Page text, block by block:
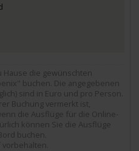
Hause die gewünschten
buchen. Die angegebenen
sind in Euro und pro Person.
Buchung vermerkt ist,
die Ausflüge für die Online-
können Sie die Ausflüge
buchen.